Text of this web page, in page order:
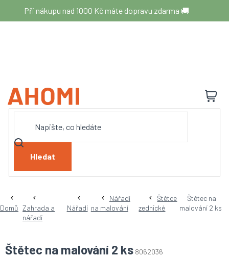
obsah
Při nákupu nad 1000 Kč máte dopravu zdarma 🚚
Hledat
Domů Zahrada a
nářadí
Nářadí
Nářadí
na malování
Štětce
zednické
Štětec na
malování 2 ks
Štětec na malování 2 ks 8062036